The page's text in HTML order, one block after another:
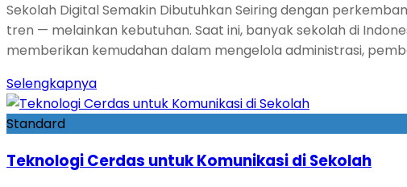
Sekolah Digital Semakin Dibutuhkan Seiring dengan
tren — melainkan kebutuhan. Saat ini, banyak sekolah di
memberikan kemudahan dalam mengelola administrasi,
Selengkapnya
Standard
Teknologi Cerdas untuk Komunikasi di Sekolah